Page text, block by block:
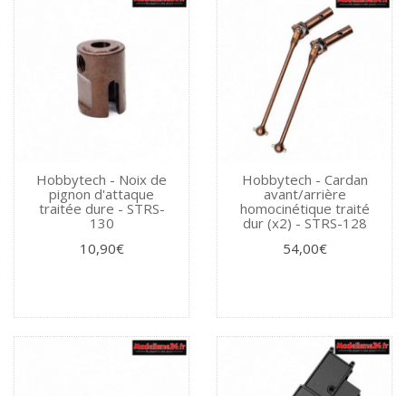
Hobbytech - Noix de
pignon d'attaque
traitée dure - STRS-
130
10,90€
Hobbytech - Cardan
avant/arrière
homocinétique traité
dur (x2) - STRS-128
54,00€